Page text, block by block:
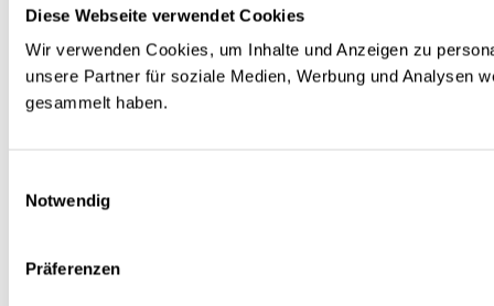
Diese Webseite verwendet Cookies
Wir verwenden Cookies, um Inhalte und Anzeigen zu
unsere Partner für soziale Medien, Werbung und Analysen
gesammelt haben.
Notwendig
Präferenzen